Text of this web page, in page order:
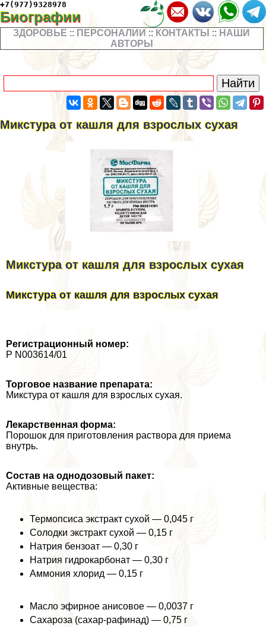
+7(977)9328978
Биографии
ЗДОРОВЬЕ :: ПЕРСОНАЛИИ :: КОНТАКТЫ :: НАШИ
АВТОРЫ
Микстура от кашля для взрослых сухая
Микстура от кашля для взрослых сухая
Микстура от кашля для взрослых сухая
Регистрационный номер:
Р N003614/01
Торговое название препарата:
Микстура от кашля для взрослых сухая.
Лекарственная форма:
Порошок для приготовления раствора для приема
внутрь.
Состав на однодозовый пакет:
Активные вещества:
Термопсиса экстpaкт сухой — 0,045 г
Солодки экстpaкт сухой — 0,15 г
Натрия бензоат — 0,30 г
Натрия гидрокарбонат — 0,30 г
Аммония хлорид — 0,15 г
Масло эфирное анисовое — 0,0037 г
Сахароза (сахар-рафинад) — 0,75 г